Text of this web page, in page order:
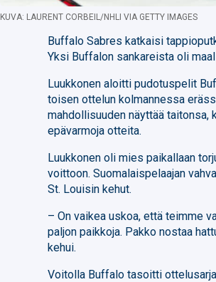
KUVA: LAURENT CORBEIL/NHLI VIA GETTY IMAGES
Buffalo Sabres katkaisi
Yksi Buffalon sankareista oli
Luukkonen aloitti pudotuspelit
toisen ottelun kolmannessa
mahdollisuuden näyttää
epävarmoja otteita.
Luukkonen oli mies paikallaan
voittoon. Suomalaispelaajan
St. Louisin kehut.
– On vaikea uskoa, että teimme
paljon paikkoja. Pakko nostaa
kehui.
Voitolla Buffalo tasoitti